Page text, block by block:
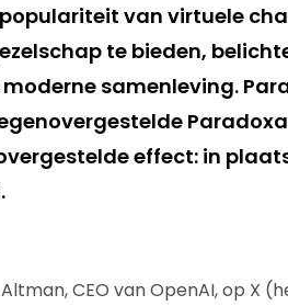
van virtuele
te bieden,
samenleving.
effect: in
CEO van OpenAI, op X